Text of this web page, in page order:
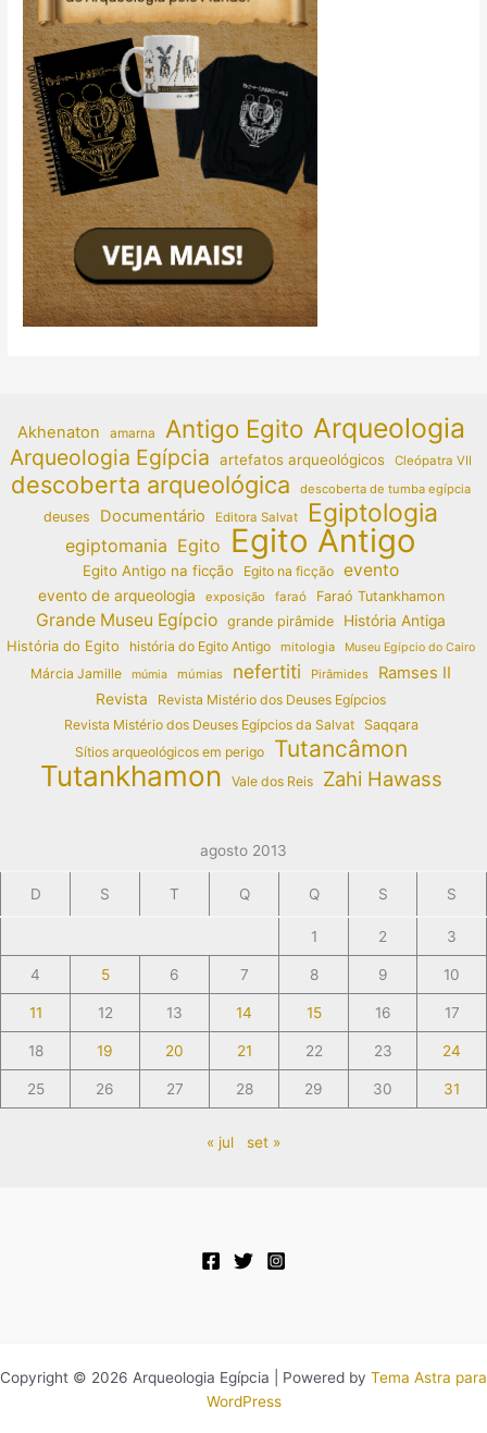
Akhenaton amarna Antigo Egito Arqueologia
Arqueologia Egípcia artefatos arqueológicos Cleópatra VII
descoberta arqueológica descoberta de tumba egípcia
deuses Documentário Editora Salvat Egiptologia
egiptomania Egito Egito Antigo
Egito Antigo na ficção Egito na ficção evento
evento de arqueologia exposição faraó Faraó Tutankhamon
Grande Museu Egípcio grande pirâmide
História Antiga
História do Egito
história do Egito Antigo mitologia Museu Egípcio do Cairo
Márcia Jamille múmia múmias nefertiti Pirâmides Ramses II
Revista
Revista Mistério dos Deuses Egípcios
Revista Mistério dos Deuses Egípcios da Salvat
Saqqara
Sítios arqueológicos em perigo
Tutancâmon
Tutankhamon Vale dos Reis Zahi Hawass
agosto 2013
D S T Q Q S S
1 2 3
4 5 6 7 8 9 10
11 12 13 14 15 16 17
18 19 20 21 22 23 24
25 26 27 28 29 30 31
« jul set »
Copyright © 2026 Arqueologia Egípcia | Powered by Tema Astra para
WordPress